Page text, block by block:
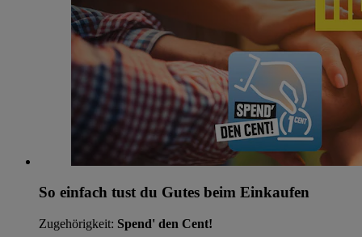
So einfach tust du Gutes beim Einkaufen
Zugehörigkeit: Spend' den Cent!